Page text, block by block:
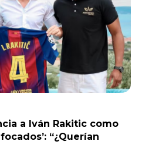
a Iván Rakitic como
“¿Querían